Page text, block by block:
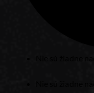
Nie sú žiadne